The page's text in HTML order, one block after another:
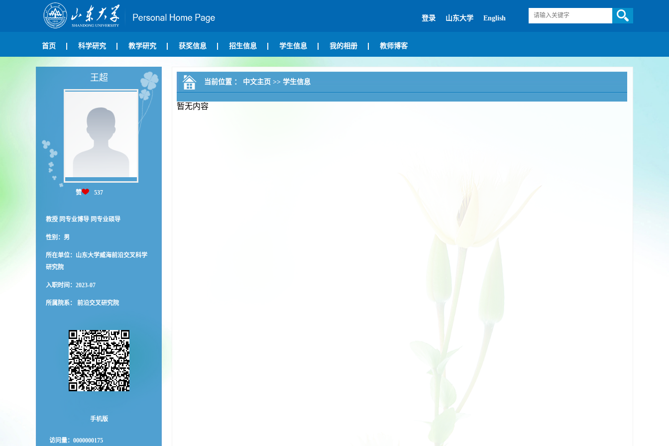
登录 山东大学 English
首页 科学研究 教学研究 获奖信息 招生信息 学生信息 我的相册 教师博客
王超
赞 537
教授 同专业博导 同专业硕导
性别：男
所在单位：山东大学威海前沿交叉科学
研究院
入职时间：2023-07
所属院系： 前沿交叉研究院
手机版
访问量： 0000000175
当前位置 ： 中文主页 >> 学生信息
暂无内容